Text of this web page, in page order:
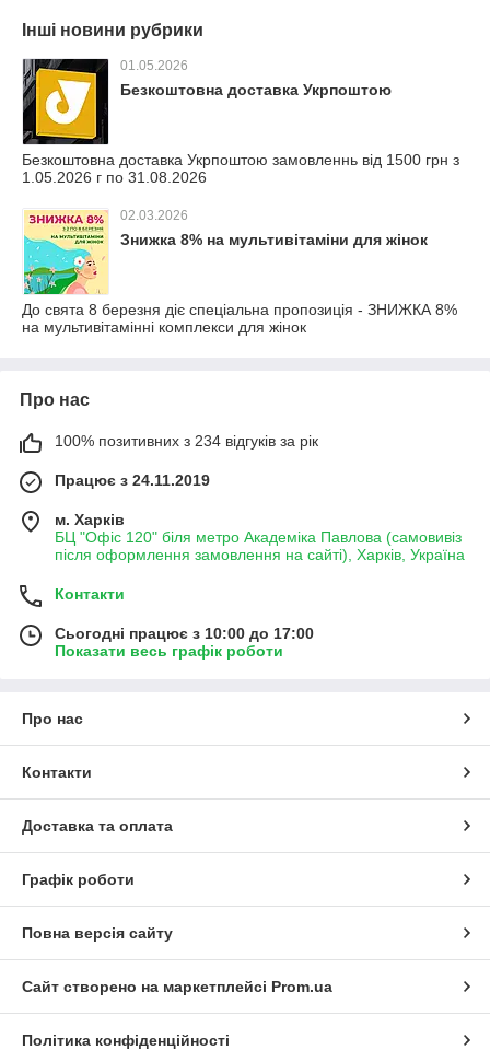
Інші новини рубрики
01.05.2026
Безкоштовна доставка Укрпоштою
Безкоштовна доставка Укрпоштою замовленнь від 1500 грн з
1.05.2026 г по 31.08.2026
02.03.2026
Знижка 8% на мультивітаміни для жінок
До свята 8 березня діє спеціальна пропозиція - ЗНИЖКА 8%
на мультивітамінні комплекси для жінок
Про нас
100% позитивних з 234 відгуків за рік
Працює з 24.11.2019
м. Харків
БЦ "Офіс 120" біля метро Академіка Павлова (самовивіз
після оформлення замовлення на сайті), Харків, Україна
Контакти
Сьогодні працює з 10:00 до 17:00
Показати весь графік роботи
Про нас
Контакти
Доставка та оплата
Графік роботи
Повна версія сайту
Сайт створено на маркетплейсі Prom.ua
Політика конфіденційності